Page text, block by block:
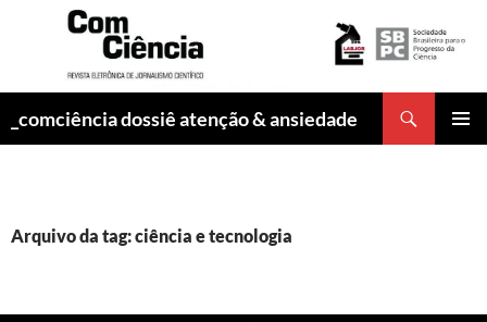
_comciência dossiê atenção & ansiedade
Arquivo da tag: ciência e tecnologia